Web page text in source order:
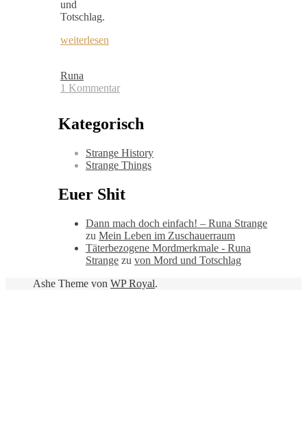
und
Totschlag.
weiterlesen
Runa
1 Kommentar
Kategorisch
Strange History
Strange Things
Euer Shit
Dann mach doch einfach! – Runa Strange
zu Mein Leben im Zuschauerraum
Täterbezogene Mordmerkmale - Runa
Strange zu von Mord und Totschlag
Ashe Theme von WP Royal.